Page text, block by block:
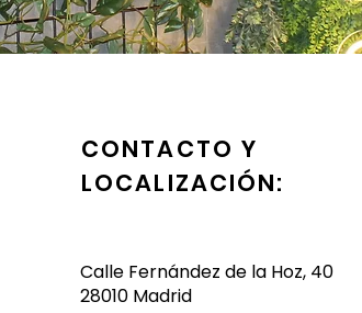
CONTACTO Y
LOCALIZACIÓN:
Calle Fernández de la Hoz, 40
28010 Madrid